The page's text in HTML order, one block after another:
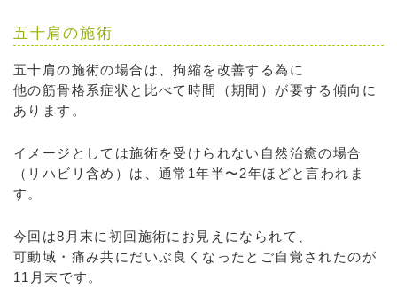
五十肩の施術
五十肩の施術の場合は、拘縮を改善する為に
他の筋骨格系症状と比べて時間（期間）が要する傾向に
あります。
イメージとしては施術を受けられない自然治癒の場合
（リハビリ含め）は、通常1年半〜2年ほどと言われま
す。
今回は8月末に初回施術にお見えになられて、
可動域・痛み共にだいぶ良くなったとご自覚されたのが
11月末です。